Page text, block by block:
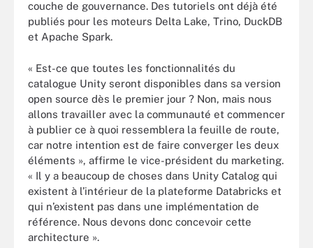
couche de gouvernance. Des tutoriels ont déjà été
publiés pour les moteurs Delta Lake, Trino, DuckDB
et Apache Spark.
« Est-ce que toutes les fonctionnalités du
catalogue Unity seront disponibles dans sa version
open source dès le premier jour ? Non, mais nous
allons travailler avec la communauté et commencer
à publier ce à quoi ressemblera la feuille de route,
car notre intention est de faire converger les deux
éléments », affirme le vice-président du marketing.
« Il y a beaucoup de choses dans Unity Catalog qui
existent à l’intérieur de la plateforme Databricks et
qui n’existent pas dans une implémentation de
référence. Nous devons donc concevoir cette
architecture ».